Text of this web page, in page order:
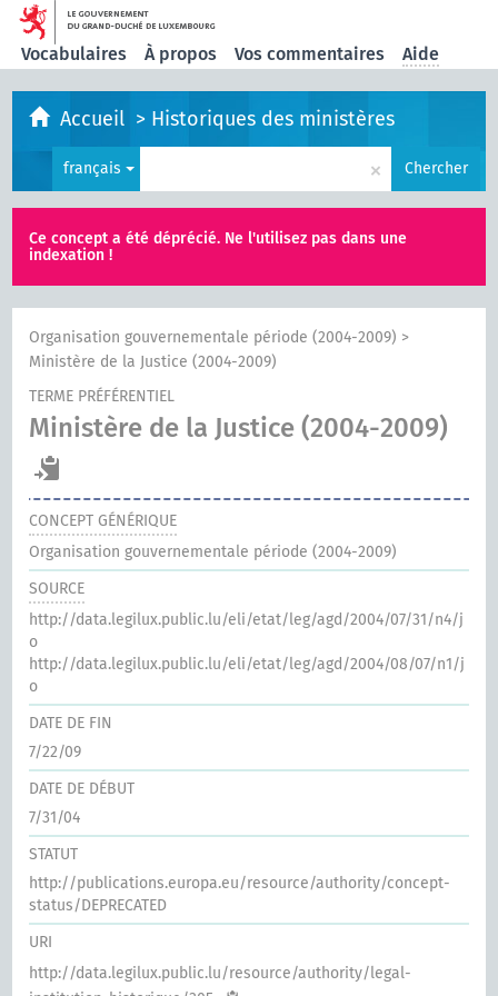
Vocabulaires À propos Vos commentaires Aide
Accueil > Historiques des ministères
français × Chercher
Ce concept a été déprécié. Ne l'utilisez pas dans une
indexation !
Organisation gouvernementale période (2004-2009) >
Ministère de la Justice (2004-2009)
TERME PRÉFÉRENTIEL
Ministère de la Justice (2004-2009)
CONCEPT GÉNÉRIQUE
Organisation gouvernementale période (2004-2009)
SOURCE
http://data.legilux.public.lu/eli/etat/leg/agd/2004/07/31/n4/j
o
http://data.legilux.public.lu/eli/etat/leg/agd/2004/08/07/n1/j
o
DATE DE FIN
7/22/09
DATE DE DÉBUT
7/31/04
STATUT
http://publications.europa.eu/resource/authority/concept-
status/DEPRECATED
URI
http://data.legilux.public.lu/resource/authority/legal-